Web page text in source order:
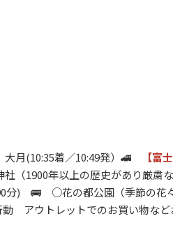
月(10:35着／10:49発）🚄
【富
1900年以上の歴史があり厳粛
90分) 🚌 ○花の都公園（季節の
アウトレットでのお買い物など